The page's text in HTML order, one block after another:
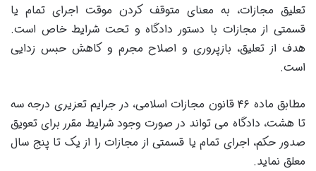
تعلیق مجازات، به معنای متوقف کردن موقت اجرای تمام یا
قسمتی از مجازات با دستور دادگاه و تحت شرایط خاص است.
هدف از تعلیق، بازپروری و اصلاح مجرم و کاهش حبس زدایی
است.
مطابق ماده ۴۶ قانون مجازات اسلامی، در جرایم تعزیری درجه سه
تا هشت، دادگاه می تواند در صورت وجود شرایط مقرر برای تعویق
صدور حکم، اجرای تمام یا قسمتی از مجازات را از یک تا پنج سال
معلق نماید.